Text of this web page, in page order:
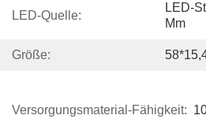
LED-Quelle:
LED-
Mm
Größe:
Versorgungsmaterial-Fähigkeit: